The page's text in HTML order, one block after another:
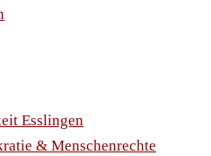
Esslingen
& Menschenrechte